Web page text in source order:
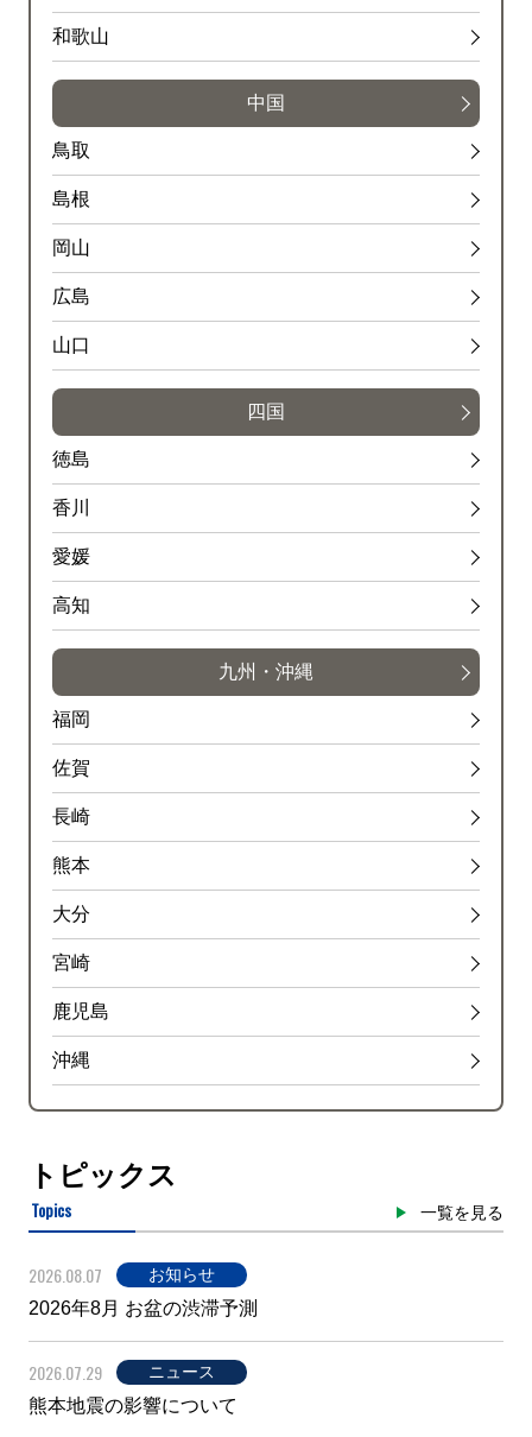
和歌山
中国
鳥取
島根
岡山
広島
山口
四国
徳島
香川
愛媛
高知
九州・沖縄
福岡
佐賀
長崎
熊本
大分
宮崎
鹿児島
沖縄
トピックス
Topics 一覧を見る
2026.08.07 お知らせ
2026年8月 お盆の渋滞予測
2026.07.29 ニュース
熊本地震の影響について